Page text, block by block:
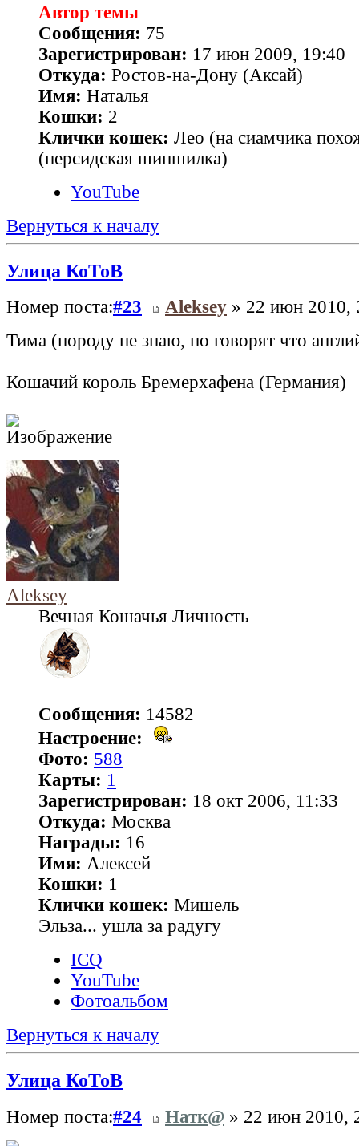
Автор темы
Сообщения: 75
Зарегистрирован: 17 июн 2009, 19:40
Откуда: Ростов-на-Дону (Аксай)
Имя: Наталья
Кошки: 2
Клички кошек: Лео (на сиамчика
(персидская шиншилка)
YouTube
Вернуться к началу
Улица КоТоВ
Номер поста:#23 Aleksey » 22 июн 2010,
Тима (породу не знаю, но говорят что
Кошачий король Бремерхафена (Германия)
Aleksey
Вечная Кошачья Личность
Сообщения: 14582
Настроение:
Фото: 588
Карты: 1
Зарегистрирован: 18 окт 2006, 11:33
Откуда: Москва
Награды: 16
Имя: Алексей
Кошки: 1
Клички кошек: Мишель
Эльза... ушла за радугу
ICQ
YouTube
Фотоальбом
Вернуться к началу
Улица КоТоВ
Номер поста:#24 Натк@ » 22 июн 2010,